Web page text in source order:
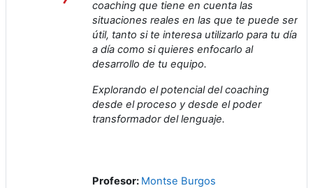
coaching que tiene en cuenta las
situaciones reales en las que te puede ser
útil, tanto si te interesa utilizarlo para tu día
a día como si quieres enfocarlo al
desarrollo de tu equipo.
Explorando el potencial del coaching
desde el proceso y desde el poder
transformador del lenguaje.
Profesor: Montse Burgos